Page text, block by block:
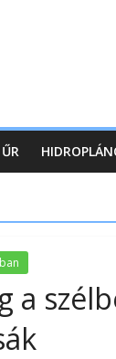
ŰR
a